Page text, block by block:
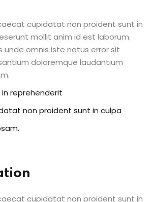
cupidatat non proident sunt in
mollit anim id est laborum.
unde omnis iste natus error sit
doloremque laudantium
reprehenderit
non proident sunt in culpa
cupidatat non proident sunt in